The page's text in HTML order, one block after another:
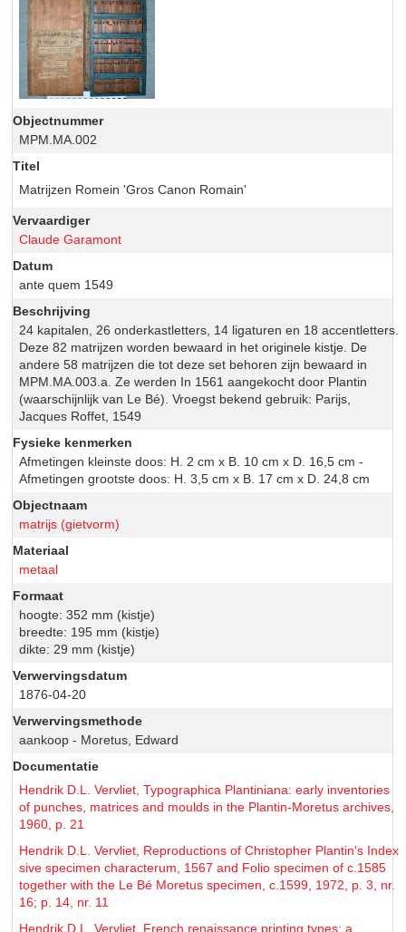
Objectnummer
MPM.MA.002
Titel
Matrijzen Romein 'Gros Canon Romain'
Vervaardiger
Claude Garamont
Datum
ante quem 1549
Beschrijving
24 kapitalen, 26 onderkastletters, 14 ligaturen en 18 accentletters.
Deze 82 matrijzen worden bewaard in het originele kistje. De
andere 58 matrijzen die tot deze set behoren zijn bewaard in
MPM.MA.003.a. Ze werden In 1561 aangekocht door Plantin
(waarschijnlijk van Le Bé). Vroegst bekend gebruik: Parijs,
Jacques Roffet, 1549
Fysieke kenmerken
Afmetingen kleinste doos: H. 2 cm x B. 10 cm x D. 16,5 cm -
Afmetingen grootste doos: H. 3,5 cm x B. 17 cm x D. 24,8 cm
Objectnaam
matrijs (gietvorm)
Materiaal
metaal
Formaat
hoogte: 352 mm (kistje)
breedte: 195 mm (kistje)
dikte: 29 mm (kistje)
Verwervingsdatum
1876-04-20
Verwervingsmethode
aankoop - Moretus, Edward
Documentatie
Hendrik D.L. Vervliet, Typographica Plantiniana: early inventories
of punches, matrices and moulds in the Plantin-Moretus archives,
1960, p. 21
Hendrik D.L. Vervliet, Reproductions of Christopher Plantin's Index
sive specimen characterum, 1567 and Folio specimen of c.1585
together with the Le Bé Moretus specimen, c.1599, 1972, p. 3, nr.
16; p. 14, nr. 11
Hendrik D.L. Vervliet, French renaissance printing types: a